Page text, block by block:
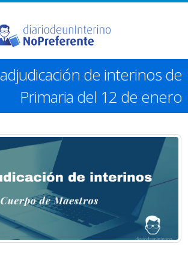
de interinos de
Primaria del 12 de enero